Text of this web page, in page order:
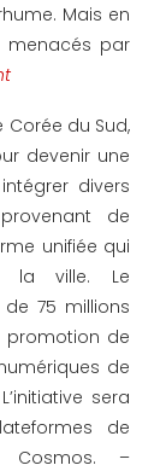
Mais en
menacés par
Corée du Sud,
devenir une
divers
de
unifiée qui
la ville. Le
75 millions
promotion de
de
sera
de
Cosmos. –